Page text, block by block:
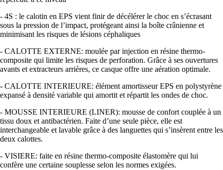
- 4S : le calotin en EPS vient finir de décélérer le choc en s’écrasant
sous la pression de l’impact, protégeant ainsi la boîte crânienne et
minimisant les risques de lésions céphaliques
- CALOTTE EXTERNE: moulée par injection en résine thermo-
composite qui limite les risques de perforation. Grâce à ses ouvertures
avants et extracteurs arrières, ce casque offre une aération optimale.
- CALOTTE INTERIEURE: élément amortisseur EPS en polystyrène
expansé à densité variable qui amortit et répartit les ondes de choc.
- MOUSSE INTERIEURE (LINER): mousse de confort couplée à un
tissu doux et antibactérien. Faite d’une seule pièce, elle est
interchangeable et lavable grâce à des languettes qui s’insèrent entre les
deux calottes.
- VISIERE: faite en résine thermo-composite élastomère qui lui
confère une certaine souplesse selon les normes exigées.